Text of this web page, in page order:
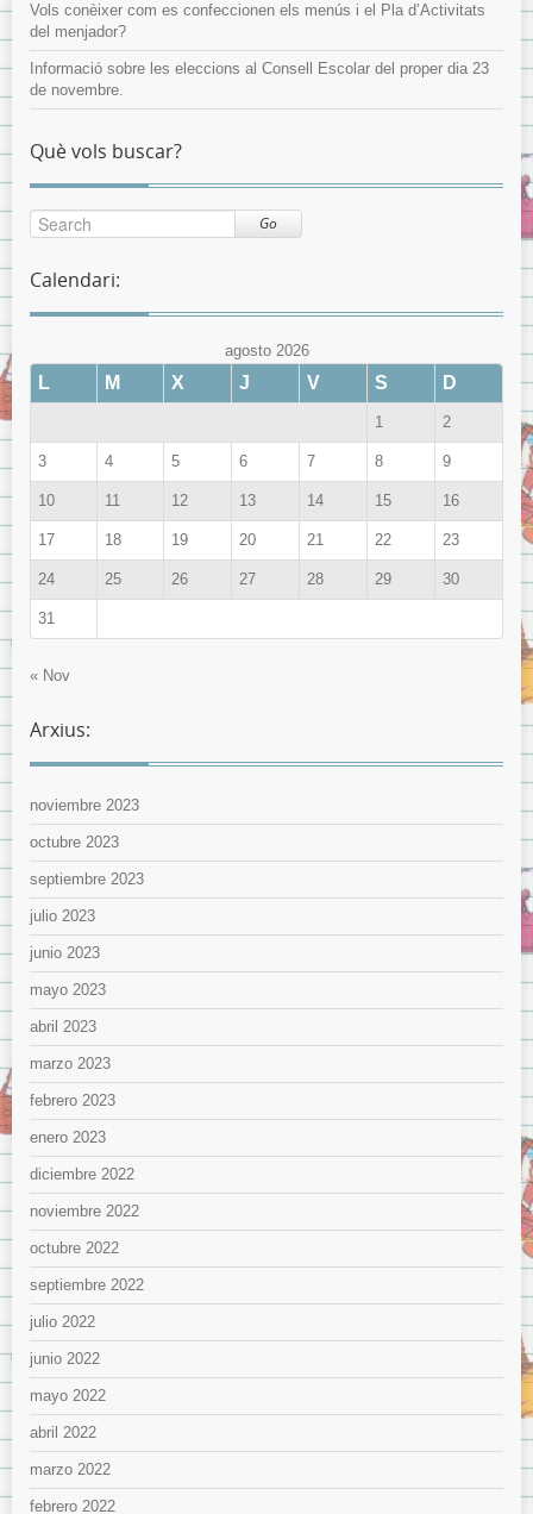
Vols conèixer com es confeccionen els menús i el Pla d’Activitats
del menjador?
Informació sobre les eleccions al Consell Escolar del proper dia 23
de novembre.
Què vols buscar?
Go
Calendari:
agosto 2026
L M X J V S D
1 2
3 4 5 6 7 8 9
10 11 12 13 14 15 16
17 18 19 20 21 22 23
24 25 26 27 28 29 30
31
« Nov
Arxius:
noviembre 2023
octubre 2023
septiembre 2023
julio 2023
junio 2023
mayo 2023
abril 2023
marzo 2023
febrero 2023
enero 2023
diciembre 2022
noviembre 2022
octubre 2022
septiembre 2022
julio 2022
junio 2022
mayo 2022
abril 2022
marzo 2022
febrero 2022